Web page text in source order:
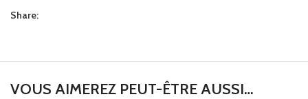
Share:
VOUS AIMEREZ PEUT-ÊTRE AUSSI…